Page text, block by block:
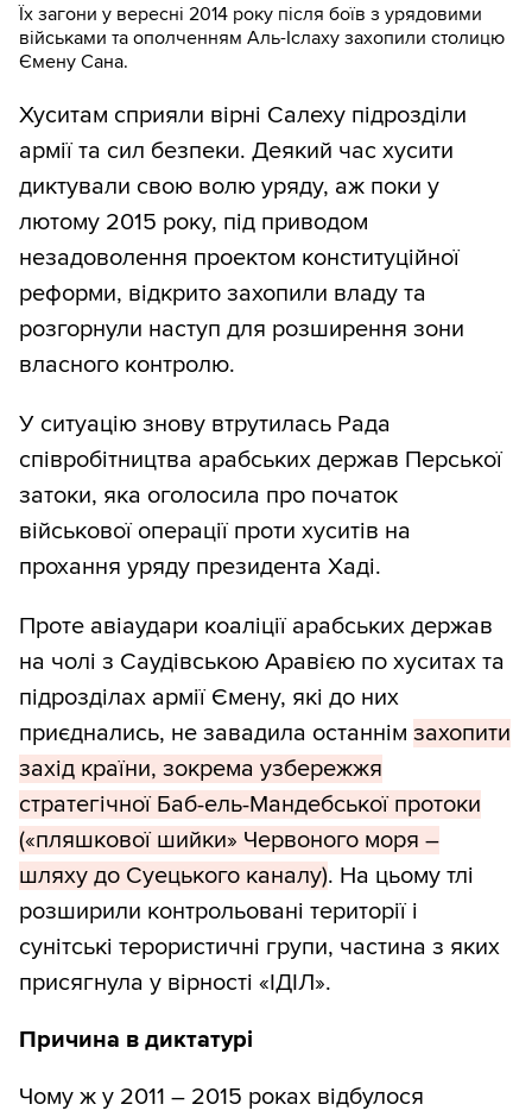
Їх загони у вересні 2014 року після боїв з урядовими
військами та ополченням Аль-Іслаху захопили столицю
Ємену Сана.
Хуситам сприяли вірні Салеху підрозділи
армії та сил безпеки. Деякий час хусити
диктували свою волю уряду, аж поки у
лютому 2015 року, під приводом
незадоволення проектом конституційної
реформи, відкрито захопили владу та
розгорнули наступ для розширення зони
власного контролю.
У ситуацію знову втрутилась Рада
співробітництва арабських держав Перської
затоки, яка оголосила про початок
військової операції проти хуситів на
прохання уряду президента Хаді.
Проте авіаудари коаліції арабських держав
на чолі з Саудівською Аравією по хуситах та
підрозділах армії Ємену, які до них
приєднались, не завадила останнім захопити
захід країни, зокрема узбережжя
стратегічної Баб-ель-Мандебської протоки
(«пляшкової шийки» Червоного моря –
шляху до Суецького каналу). На цьому тлі
розширили контрольовані території і
сунітські терористичні групи, частина з яких
присягнула у вірності «ІДІЛ».
Причина в диктатурі
Чому ж у 2011 – 2015 роках відбулося